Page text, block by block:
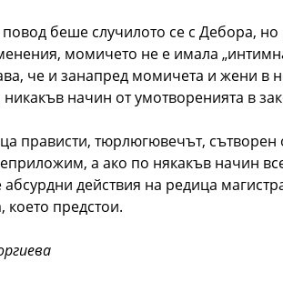
беше случилото се с Дебора, но
момичето не е имала
че и занапред момичета и жени в
начин от умотворенията в
прависти, тюрлюгювечът,
а ако по някакъв начин
действия на редица
което предстои.